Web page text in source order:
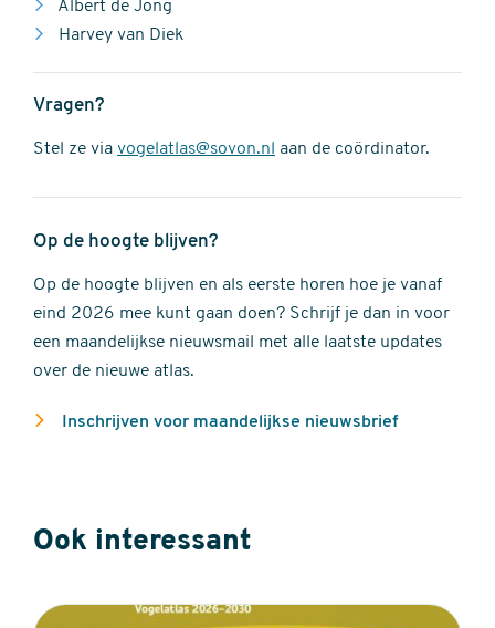
Albert de Jong
Harvey van Diek
Vragen?
Stel ze via vogelatlas@sovon.nl aan de coördinator.
Op de hoogte blijven?
Op de hoogte blijven en als eerste horen hoe je vanaf
eind 2026 mee kunt gaan doen? Schrijf je dan in voor
een maandelijkse nieuwsmail met alle laatste updates
over de nieuwe atlas.
Inschrijven voor maandelijkse nieuwsbrief
Ook interessant